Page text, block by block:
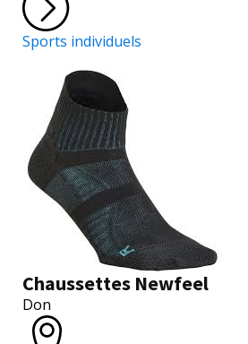
Sports individuels
Chaussettes Newfeel
Don